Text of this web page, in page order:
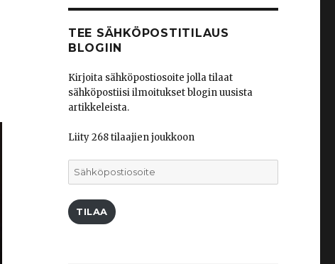
TEE SÄHKÖPOSTITILAUS
BLOGIIN
Kirjoita sähköpostiosoite jolla tilaat
sähköpostiisi ilmoitukset blogin uusista
artikkeleista.
Liity 268 tilaajien joukkoon
Sähköpostiosoite
TILAA